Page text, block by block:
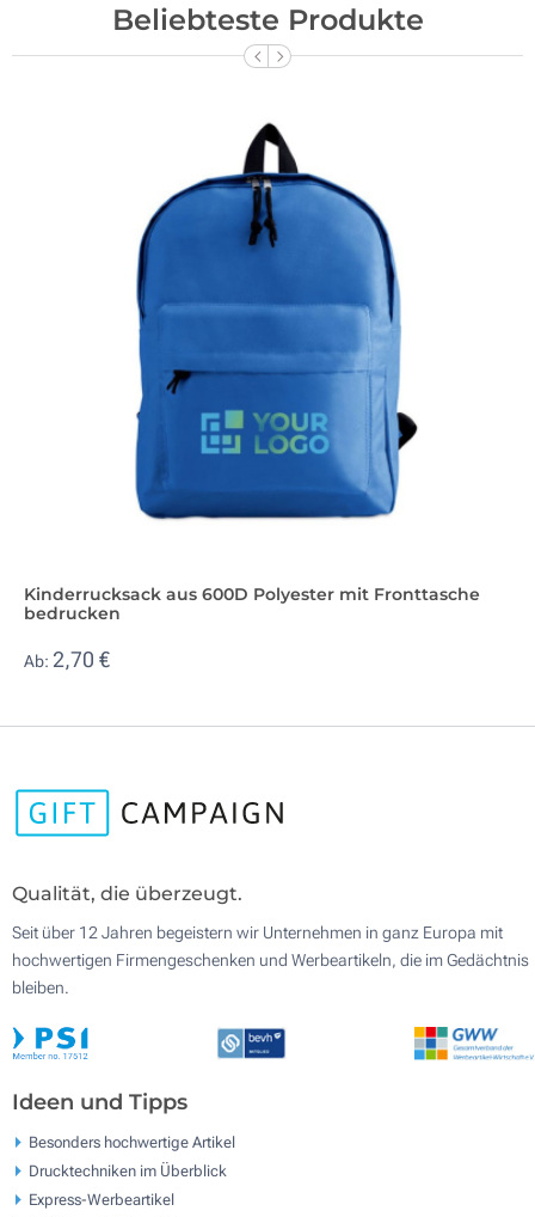
Beliebteste Produkte
Kinderrucksack aus 600D Polyester mit Fronttasche
bedrucken
Ab: 2,70 €
Qualität, die überzeugt.
Seit über 12 Jahren begeistern wir Unternehmen in ganz Europa mit
hochwertigen Firmengeschenken und Werbeartikeln, die im Gedächtnis
bleiben.
Ideen und Tipps
Besonders hochwertige Artikel
Drucktechniken im Überblick
Express-Werbeartikel